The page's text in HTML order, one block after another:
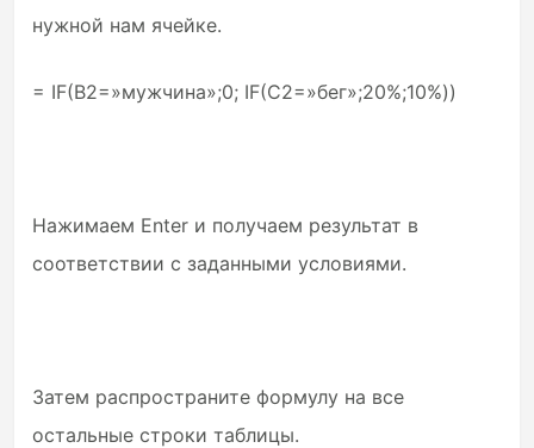
нужной нам ячейке.
= IF(B2=»мужчина»;0; IF(C2=»бег»;20%;10%))
Нажимаем Enter и получаем результат в
соответствии с заданными условиями.
Затем распространите формулу на все
остальные строки таблицы.